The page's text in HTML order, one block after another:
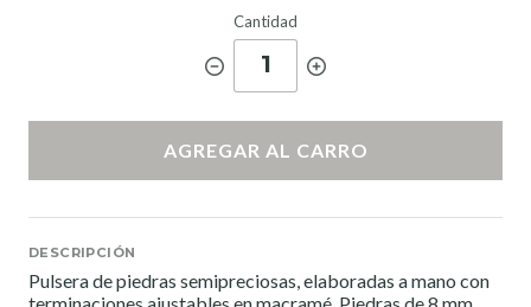
Cantidad
1
AGREGAR AL CARRO
DESCRIPCIÓN
Pulsera de piedras semipreciosas, elaboradas a mano con